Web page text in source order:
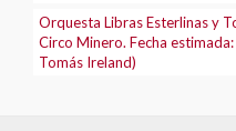
Orquesta Libras Esterlinas y
Circo Minero. Fecha
Tomás Ireland)